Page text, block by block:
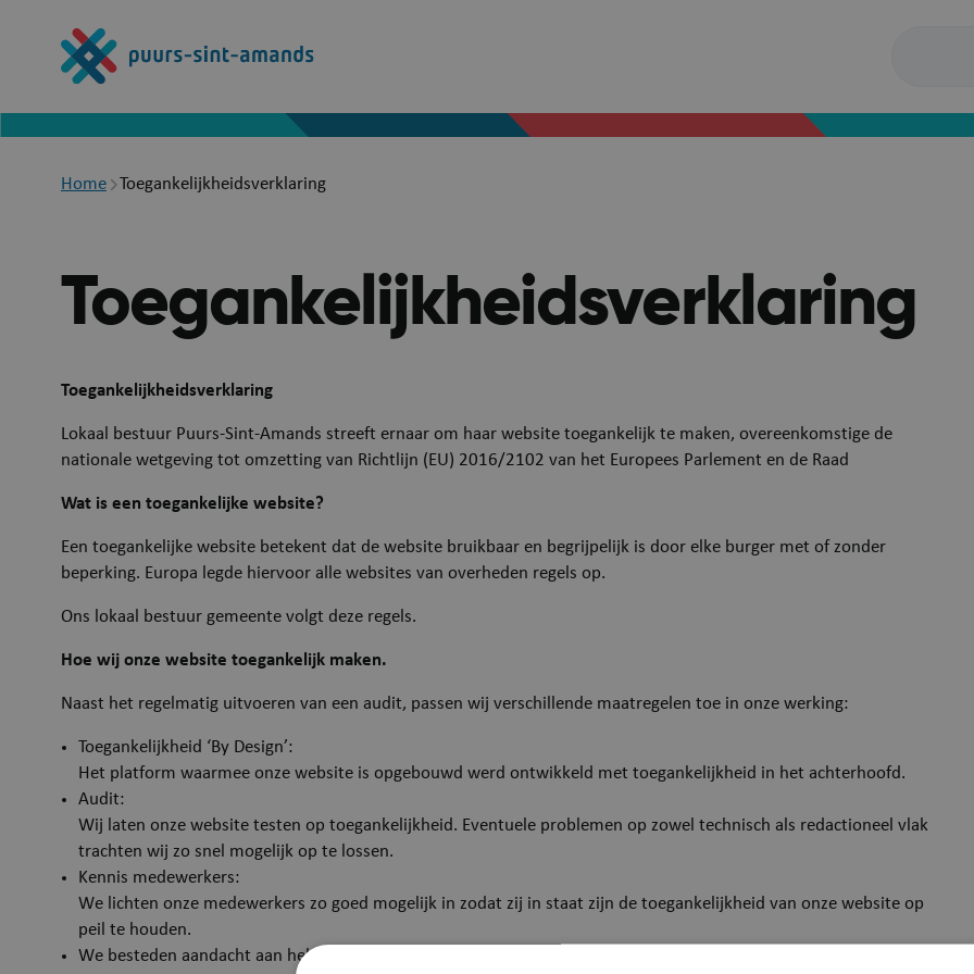
inhoud
gaan
Breadcrumb
Home Toegankelijkheidsverklaring
Toegankelijkheidsverklaring
Toegankelijkheidsverklaring
Lokaal bestuur Puurs-Sint-Amands streeft ernaar om haar website toegankelijk te maken, overeenkomstige de
nationale wetgeving tot omzetting van Richtlijn (EU) 2016/2102 van het Europees Parlement en de Raad
Wat is een toegankelijke website?
Een toegankelijke website betekent dat de website bruikbaar en begrijpelijk is door elke burger met of zonder
beperking. Europa legde hiervoor alle websites van overheden regels op.
Ons lokaal bestuur gemeente volgt deze regels.
Hoe wij onze website toegankelijk maken.
Naast het regelmatig uitvoeren van een audit, passen wij verschillende maatregelen toe in onze werking:
Toegankelijkheid ‘By Design’:
Het platform waarmee onze website is opgebouwd werd ontwikkeld met toegankelijkheid in het achterhoofd.
Audit:
Wij laten onze website testen op toegankelijkheid. Eventuele problemen op zowel technisch als redactioneel vlak
trachten wij zo snel mogelijk op te lossen.
Kennis medewerkers:
We lichten onze medewerkers zo goed mogelijk in zodat zij in staat zijn de toegankelijkheid van onze website op
peil te houden.
We besteden aandacht aan heldere, begrijpbare taal.